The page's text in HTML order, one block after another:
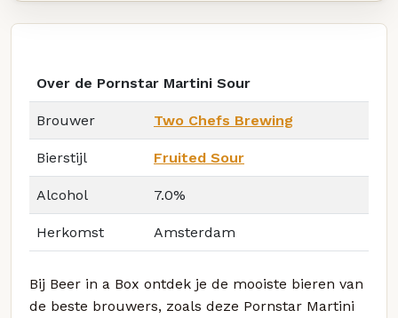
Over de Pornstar Martini Sour
Brouwer Two Chefs Brewing
Bierstijl Fruited Sour
Alcohol 7.0%
Herkomst Amsterdam
Bij Beer in a Box ontdek je de mooiste bieren van
de beste brouwers, zoals deze Pornstar Martini